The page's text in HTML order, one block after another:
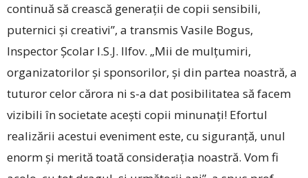
continuă să crească generații de copii sensibili,
puternici și creativi”, a transmis Vasile Bogus,
Inspector Școlar I.S.J. Ilfov. „Mii de mulțumiri,
organizatorilor și sponsorilor, și din partea noastră, a
tuturor celor cărora ni s-a dat posibilitatea să facem
vizibili în societate acești copii minunați! Efortul
realizării acestui eveniment este, cu siguranță, unul
enorm și merită toată considerația noastră. Vom fi